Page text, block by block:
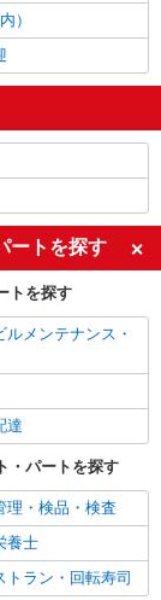
）
ートを探す
トを探す
メンテナンス・
達
・パートを探す
理・検品・検査
養士
トラン・回転寿司